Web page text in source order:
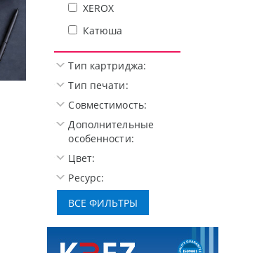
XEROX
Катюша
Тип картриджа:
Тип печати:
Совместимость:
Дополнительные
особенности:
Цвет:
Ресурс: